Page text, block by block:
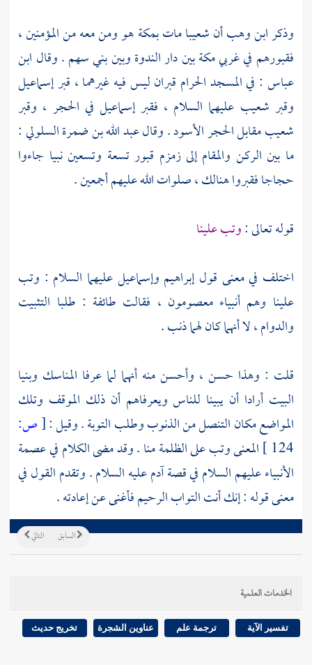
وذكرابن وهبأنشعيباماتبمكةهو ومن معه من المؤمنين ،
فقبورهم في غربيمكةبين دار الندوة وبينبني سهم. وقال ابن
عباس : فيالمسجد الحرام قبران ليس فيه غيرهما ، قبرإسماعيل
وقبر شعيب عليهما السلام ، فقبرإسماعيل في الحجر ، وقبر
شعيبمقابل الحجر الأسود . وقالعبد الله بن ضمرة السلولي:
ما بين الركن والمقامإلىزمزم قبور تسعة وتسعين نبيا جاءوا
حجاجا فقبروا هنالك ، صلوات الله عليهم أجمعين .
قوله تعالى :وتب علينا
اختلف في معنى قولإبراهيم وإسماعيلعليهما السلام : وتب
علينا وهم أنبياء معصومون ، فقالت طائفة : طلبا التثبيت
والدوام ، لا أنهما كان لهما ذنب .
قلت : وهذا حسن ، وأحسن منه أنهما لما عرفا المناسك وبنيا
البيت أرادا أن يبينا للناس ويعرفاهم أن ذلك الموقف وتلك
المواضع مكان التنصل من الذنوب وطلب التوبة . وقيل :[ص:
124 ] المعنى وتب على الظلمة منا . وقد مضى الكلام في عصمة
الأنبياء عليهم السلام في قصةآدمعليه السلام . وتقدم القول في
معنى قوله : إنك أنت التواب الرحيم فأغنى عن إعادته .
التالي السابق
الخدمات العلمية
تفسير الآية ترجمة علم عناوين الشجرة تخريج حديث